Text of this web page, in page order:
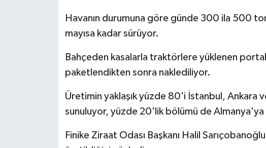
Havanın durumuna göre günde 300 ila 500
mayısa kadar sürüyor.
Bahçeden kasalarla traktörlere yüklenen
paketlendikten sonra naklediliyor.
Üretimin yaklaşık yüzde 80'i İstanbul, Ankara
sunuluyor, yüzde 20'lik bölümü de
Finike Ziraat Odası Başkanı Halil